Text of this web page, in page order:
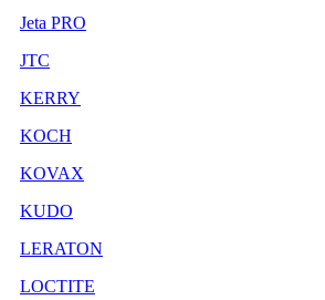
Jeta PRO
JTC
KERRY
KOCH
KOVAX
KUDO
LERATON
LOCTITE